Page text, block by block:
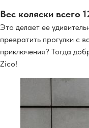
Вес коляски всего
Это делает ее
превратить прогулки
приключения? Тогда
Zico!